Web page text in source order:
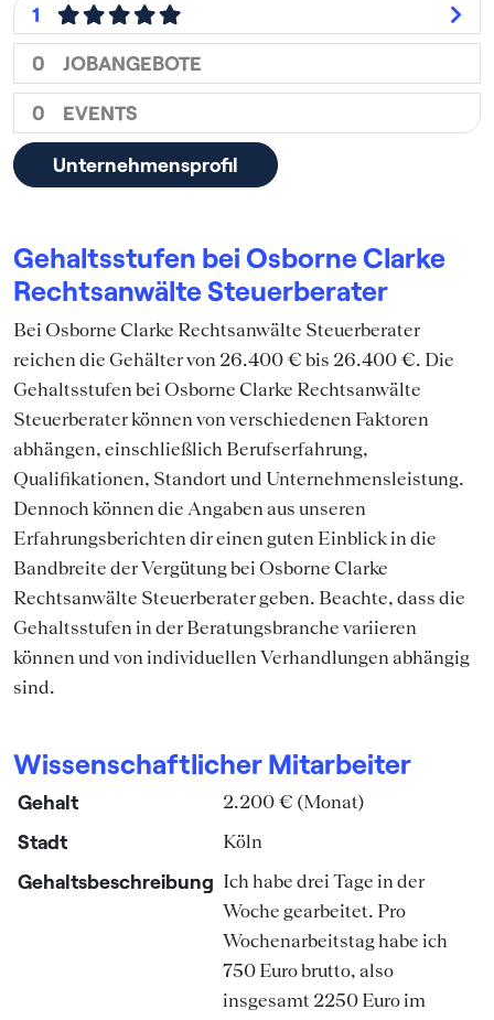
1
0 JOBANGEBOTE
0 EVENTS
Unternehmensprofil
Gehaltsstufen bei Osborne Clarke
Rechtsanwälte Steuerberater
Bei Osborne Clarke Rechtsanwälte Steuerberater
reichen die Gehälter von 26.400 € bis 26.400 €. Die
Gehaltsstufen bei Osborne Clarke Rechtsanwälte
Steuerberater können von verschiedenen Faktoren
abhängen, einschließlich Berufserfahrung,
Qualifikationen, Standort und Unternehmensleistung.
Dennoch können die Angaben aus unseren
Erfahrungsberichten dir einen guten Einblick in die
Bandbreite der Vergütung bei Osborne Clarke
Rechtsanwälte Steuerberater geben. Beachte, dass die
Gehaltsstufen in der Beratungsbranche variieren
können und von individuellen Verhandlungen abhängig
sind.
Wissenschaftlicher Mitarbeiter
Gehalt 2.200 € (Monat)
Stadt Köln
Gehaltsbeschreibung Ich habe drei Tage in der
Woche gearbeitet. Pro
Wochenarbeitstag habe ich
750 Euro brutto, also
insgesamt 2250 Euro im